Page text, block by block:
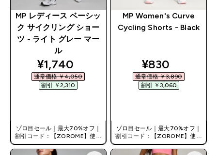
MP レディース ベーシッ
ク サイクリング ショー
ツ - ライト グレー マー
ル
discounted price
¥1,740‎
通常価格 ￥4,050‎
割引 ￥2,310‎
ゾロ目セール｜最大70%オフ｜
割引コード：【ZOROME】使用
で追加10%オフ！
MP Women's Curve
Cycling Shorts - Black
discounted
¥830‎
通常価格 ￥3,890‎
割引 ￥3,060‎
ゾロ目セール｜最大70%オフ｜
割引コード：【ZOROME】使用
で追加10%オフ！